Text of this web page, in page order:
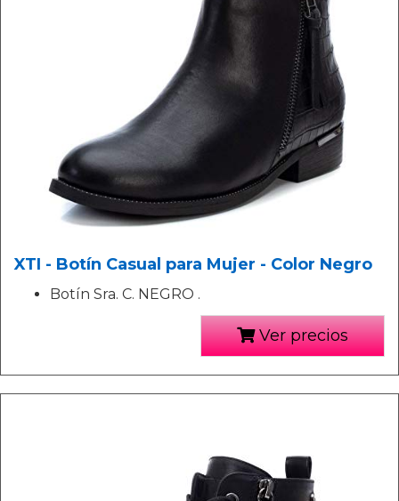
XTI - Botín Casual para Mujer - Color Negro
Botín Sra. C. NEGRO .
Ver precios